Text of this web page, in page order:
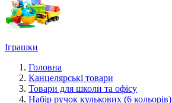
Іграшки
Головна
Канцелярські товари
Товари для школи та офісу
Набір ручок кулькових (6 кольорів)